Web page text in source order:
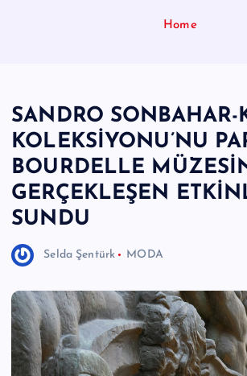
Ö
z
g
ü
a
b
e
ri
Home
SANDRO SONBAHAR-
KOLEKSİYONU’NU
BOURDELLE
GERÇEKLEŞEN
SUNDU
Selda Şentürk MODA